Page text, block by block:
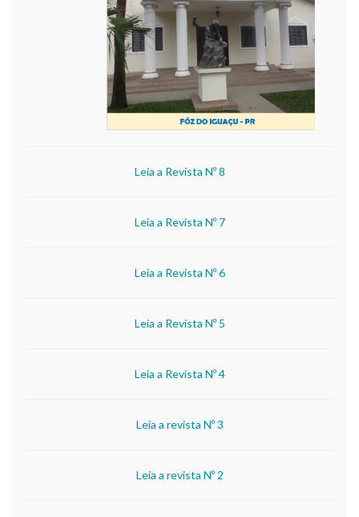
Leia a Revista Nº 8
Leia a Revista Nº 7
Leia a Revista Nº 6
Leia a Revista Nº 5
Leia a Revista Nº 4
Leia a revista Nº 3
Leia a revista Nº 2